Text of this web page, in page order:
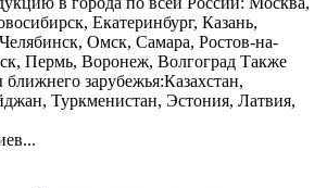
Екатеринбург, Казань,
Омск, Самара, Ростов-на-
Пермь, Воронеж, Волгоград Также
ближнего зарубежья:Казахстан,
Туркменистан, Эстония, Латвия,